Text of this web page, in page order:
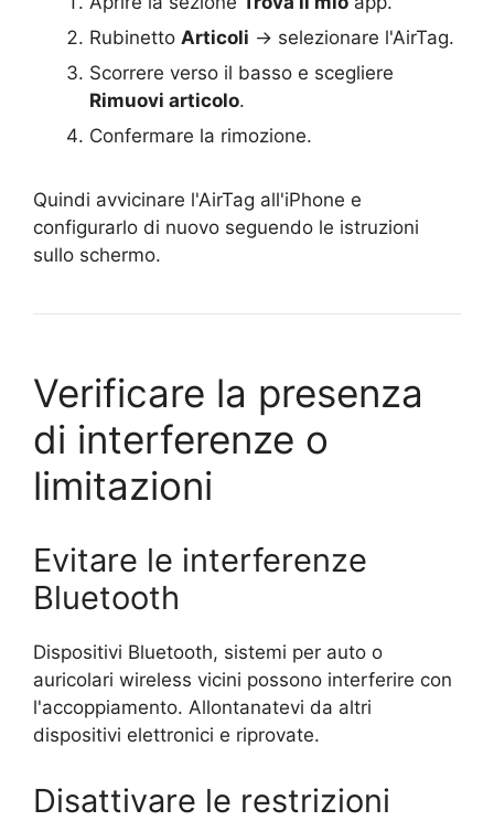
Rubinetto Articoli → selezionare l'AirTag.
Scorrere verso il basso e scegliere
Rimuovi articolo.
Confermare la rimozione.
Quindi avvicinare l'AirTag all'iPhone e
configurarlo di nuovo seguendo le istruzioni
sullo schermo.
Verificare la presenza
di interferenze o
limitazioni
Evitare le interferenze
Bluetooth
Dispositivi Bluetooth, sistemi per auto o
auricolari wireless vicini possono interferire con
l'accoppiamento. Allontanatevi da altri
dispositivi elettronici e riprovate.
Disattivare le restrizioni